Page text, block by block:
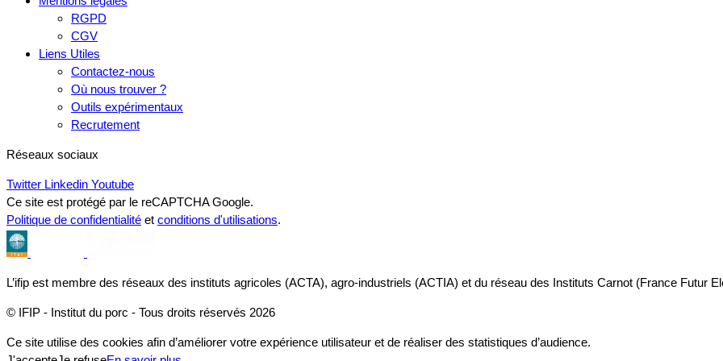
RGPD
CGV
Liens Utiles
Contactez-nous
Où nous trouver ?
Outils expérimentaux
Recrutement
Réseaux sociaux
Twitter Linkedin Youtube
Ce site est protégé par le reCAPTCHA Google.
Politique de confidentialité et conditions d'utilisations.
L’ifip est membre des réseaux des instituts agricoles (ACTA), agro-industriels (ACTIA) et du réseau des Instituts Carnot (France Futur
© IFIP - Institut du porc - Tous droits réservés 2026
Ce site utilise des cookies afin d’améliorer votre expérience utilisateur et de réaliser des statistiques d’audience.